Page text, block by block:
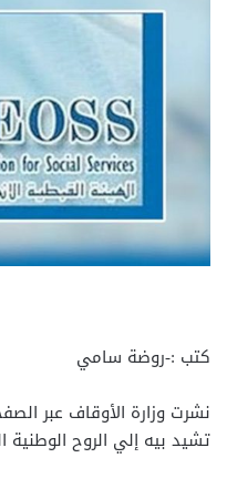
كتب :-روضة سامي
نشرت وزارة الأوقاف عبر
تشيد بيه إلي الروح